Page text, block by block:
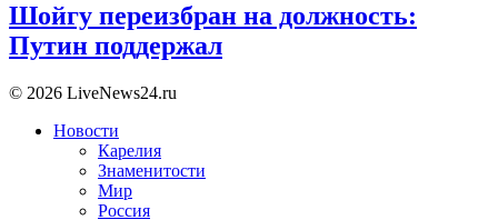
Шойгу переизбран на должность:
Путин поддержал
© 2026 LiveNews24.ru
Новости
Карелия
Знаменитости
Мир
Россия